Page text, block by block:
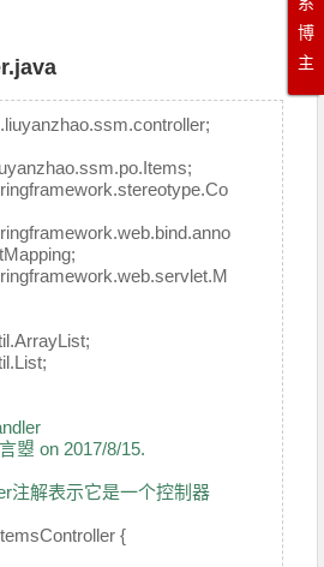
曌 on 2017/8/15.
注解表示它是一个控制器
{
博
主